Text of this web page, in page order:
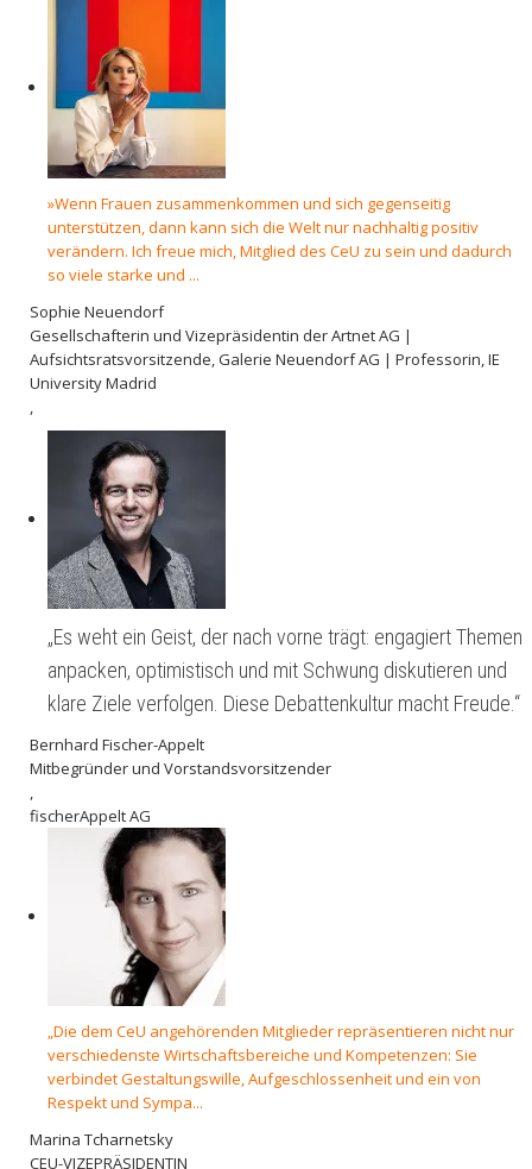
»Wenn Frauen zusammenkommen und sich gegenseitig
unterstützen, dann kann sich die Welt nur nachhaltig positiv
verändern. Ich freue mich, Mitglied des CeU zu sein und dadurch
so viele starke und ...
Sophie Neuendorf
Gesellschafterin und Vizepräsidentin der Artnet AG |
Aufsichtsratsvorsitzende, Galerie Neuendorf AG | Professorin, IE
University Madrid
,
„Es weht ein Geist, der nach vorne trägt: engagiert Themen
anpacken, optimistisch und mit Schwung diskutieren und
klare Ziele verfolgen. Diese Debattenkultur macht Freude.“
Bernhard Fischer-Appelt
Mitbegründer und Vorstandsvorsitzender
,
fischerAppelt AG
„Die dem CeU angehörenden Mitglieder repräsentieren nicht nur
verschiedenste Wirtschaftsbereiche und Kompetenzen: Sie
verbindet Gestaltungswille, Aufgeschlossenheit und ein von
Respekt und Sympa...
Marina Tcharnetsky
CEU-VIZEPRÄSIDENTIN